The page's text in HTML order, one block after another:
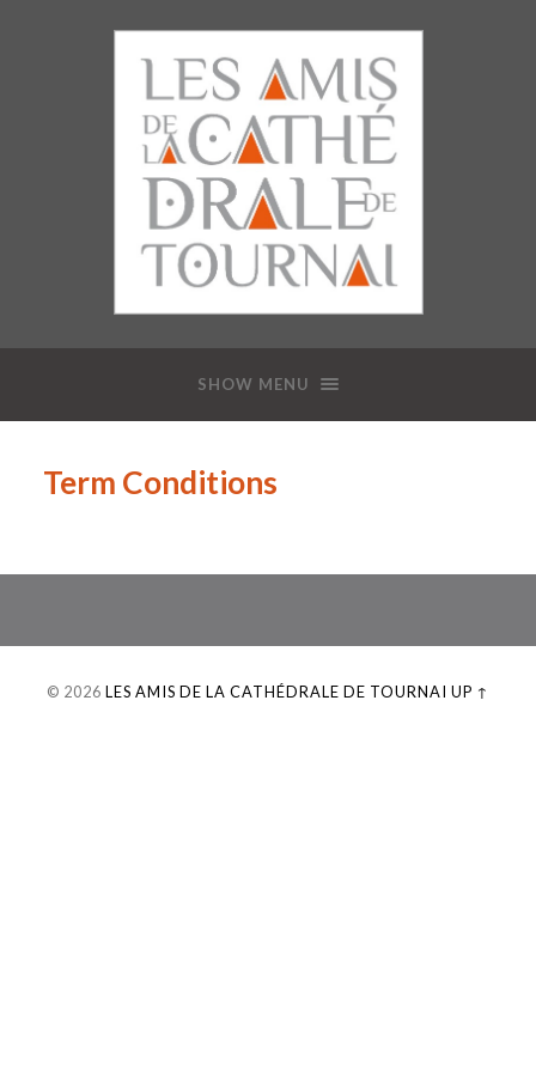
SHOW MENU
Term Conditions
© 2026 LES AMIS DE LA CATHÉDRALE DE TOURNAI UP ↑